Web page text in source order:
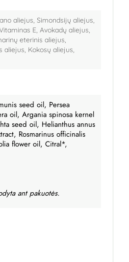
aliejus, Simondsijų aliejus,
E, Avokadų aliejus,
eterinis aliejus,
aliejus, Kokosų aliejus,
seed oil, Persea
oil, Argania spinosa kernel
seed oil, Helianthus annus
Rosmarinus officinalis
flower oil, Citral*,
ant pakuotės.